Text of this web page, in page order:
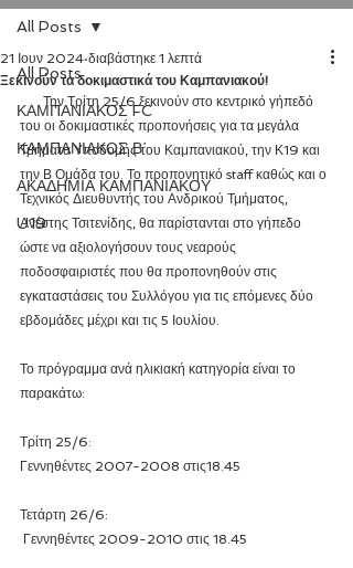
All Posts
ΚΑΜΠΑΝΙΑΚΟΣ FC
ΚΑΜΠΑΝΙΑΚΟΣ Β΄
ΑΚΑΔΗΜΙΑ ΚΑΜΠΑΝΙΑΚΟΥ
U19
All Posts
Ξεκινούν τα δοκιμαστικά του Καμπανιακού!
21 Ιουν 2024 διαβάστηκε 1 λεπτά
       Την Τρίτη 25/6 ξεκινούν στο κεντρικό γήπεδό
του οι δοκιμαστικές προπονήσεις για τα μεγάλα
Τμήματα Υποδομής του Καμπανιακού, την Κ19 και
την Β Ομάδα του. Το προπονητικό staff καθώς και ο
Τεχνικός Διευθυντής του Ανδρικού Τμήματος,
Ανέστης Τσιτενίδης, θα παρίστανται στο γήπεδο
ώστε να αξιολογήσουν τους νεαρούς
ποδοσφαιριστές που θα προπονηθούν στις
εγκαταστάσεις του Συλλόγου για τις επόμενες δύο
εβδομάδες μέχρι και τις 5 Ιουλίου.
Το πρόγραμμα ανά ηλικιακή κατηγορία είναι το
παρακάτω:
Τρίτη 25/6:
Γεννηθέντες 2007-2008 στις18.45
Τετάρτη 26/6:
Γεννηθέντες 2009-2010 στις 18.45